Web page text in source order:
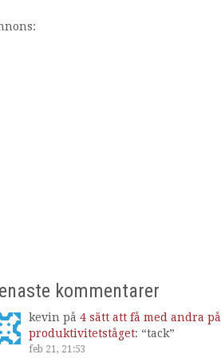
kommentarer
kevin på 4 sätt att få med andra på
produktivitetståget: “tack”
feb 21, 21:53